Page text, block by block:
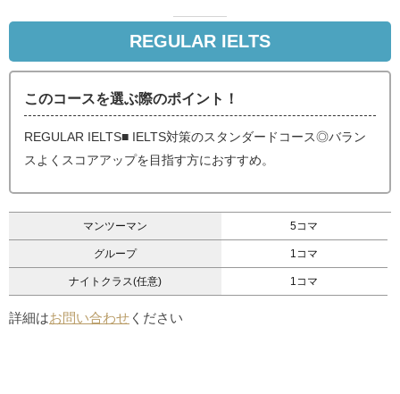
REGULAR IELTS
このコースを選ぶ際のポイント！
REGULAR IELTS■ IELTS対策のスタンダードコース◎バラン
スよくスコアアップを目指す方におすすめ。
マンツーマン 5コマ
グループ 1コマ
ナイトクラス(任意) 1コマ
詳細はお問い合わせ ください